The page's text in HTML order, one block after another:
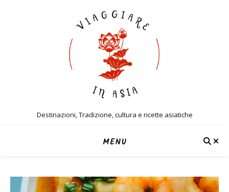
Destinazioni, Tradizione, cultura e ricette asiatiche
MENU